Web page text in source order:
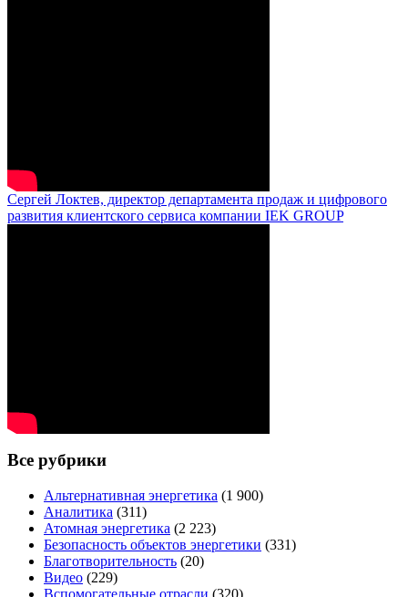
Сергей Локтев, директор департамента продаж и цифрового
развития клиентского сервиса компании IEK GROUP
Все рубрики
Альтернативная энергетика (1 900)
Аналитика (311)
Атомная энергетика (2 223)
Безопасность объектов энергетики (331)
Благотворительность (20)
Видео (229)